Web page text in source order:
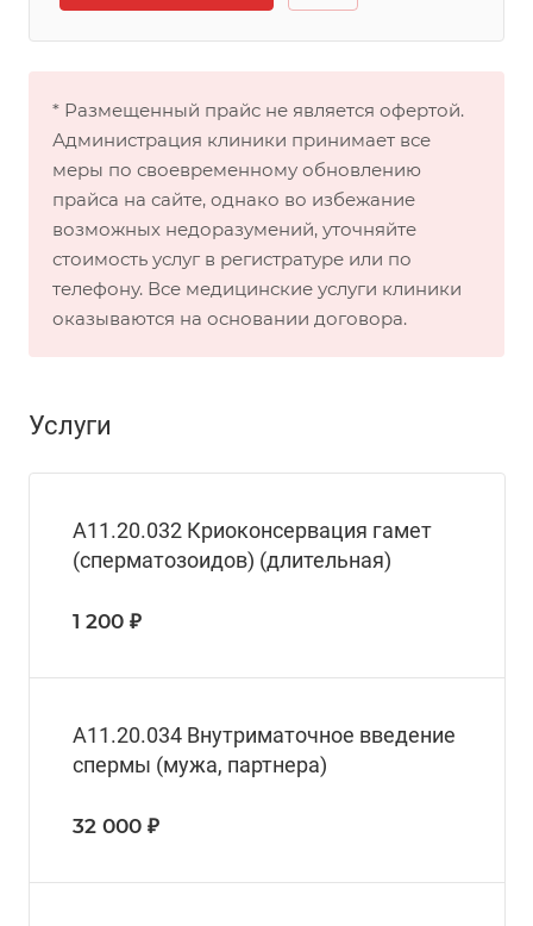
* Размещенный прайс не является офертой.
Администрация клиники принимает все
меры по своевременному обновлению
прайса на сайте, однако во избежание
возможных недоразумений, уточняйте
стоимость услуг в регистратуре или по
телефону. Все медицинские услуги клиники
оказываются на основании договора.
Услуги
А11.20.032 Криоконсервация гамет
(сперматозоидов) (длительная)
1 200 ₽
А11.20.034 Внутриматочное введение
спермы (мужа, партнера)
32 000 ₽